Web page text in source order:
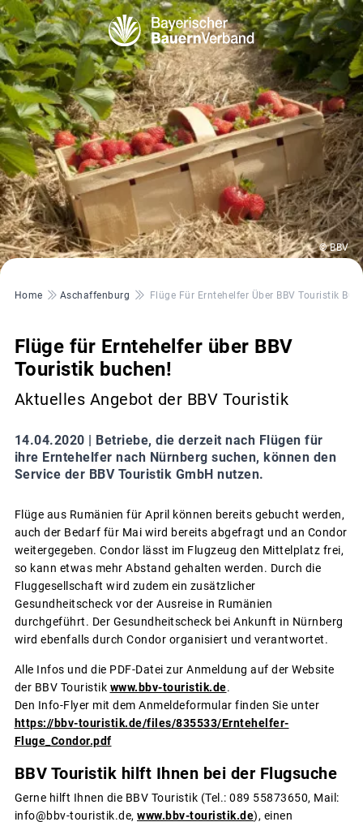
© BBV
Pfadnavigation
Home Aschaffenburg Flüge Für Erntehelfer Über BBV Touristik
Flüge für Erntehelfer über BBV
Touristik buchen!
Aktuelles Angebot der BBV Touristik
14.04.2020 | Betriebe, die derzeit nach Flügen für
ihre Erntehelfer nach Nürnberg suchen, können den
Service der BBV Touristik GmbH nutzen.
Flüge aus Rumänien für April können bereits gebucht werden,
auch der Bedarf für Mai wird bereits abgefragt und an Condor
weitergegeben. Condor lässt im Flugzeug den Mittelplatz frei,
so kann etwas mehr Abstand gehalten werden. Durch die
Fluggesellschaft wird zudem ein zusätzlicher
Gesundheitscheck vor der Ausreise in Rumänien
durchgeführt. Der Gesundheitscheck bei Ankunft in Nürnberg
wird ebenfalls durch Condor organisiert und verantwortet.
Alle Infos und die PDF-Datei zur Anmeldung auf der Website
der BBV Touristik www.bbv-touristik.de.
Den Info-Flyer mit dem Anmeldeformular finden Sie unter
https://bbv-touristik.de/files/835533/Erntehelfer-
Fluge_Condor.pdf
BBV Touristik hilft Ihnen bei der Flugsuche
Gerne hilft Ihnen die BBV Touristik (Tel.: 089 55873650, Mail:
info@bbv-touristik.de, www.bbv-touristik.de), einen